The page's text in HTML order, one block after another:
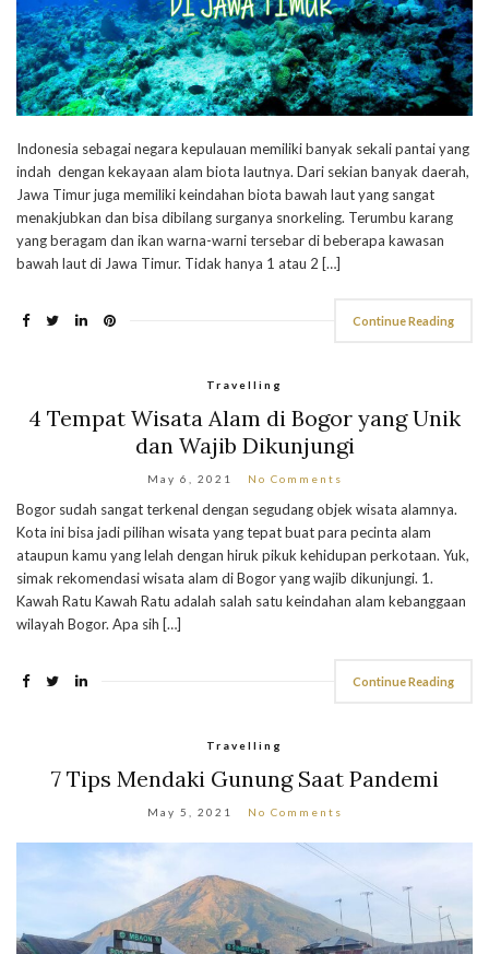
Indonesia sebagai negara kepulauan memiliki banyak sekali pantai yang
indah dengan kekayaan alam biota lautnya. Dari sekian banyak daerah,
Jawa Timur juga memiliki keindahan biota bawah laut yang sangat
menakjubkan dan bisa dibilang surganya snorkeling. Terumbu karang
yang beragam dan ikan warna-warni tersebar di beberapa kawasan
bawah laut di Jawa Timur. Tidak hanya 1 atau 2 […]
Continue Reading
Travelling
4 Tempat Wisata Alam di Bogor yang Unik
dan Wajib Dikunjungi
May 6, 2021 No Comments
Bogor sudah sangat terkenal dengan segudang objek wisata alamnya.
Kota ini bisa jadi pilihan wisata yang tepat buat para pecinta alam
ataupun kamu yang lelah dengan hiruk pikuk kehidupan perkotaan. Yuk,
simak rekomendasi wisata alam di Bogor yang wajib dikunjungi. 1.
Kawah Ratu Kawah Ratu adalah salah satu keindahan alam kebanggaan
wilayah Bogor. Apa sih […]
Continue Reading
Travelling
7 Tips Mendaki Gunung Saat Pandemi
May 5, 2021 No Comments